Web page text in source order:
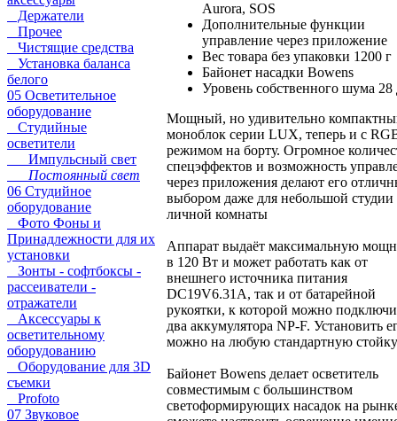
Держатели
Прочее
Чистящие средства
Установка баланса
белого
05 Осветительное
оборудование
Студийные
осветители
Импульсный свет
Постоянный свет
06 Студийное
оборудование
Фото Фоны и
Принадлежности для их
установки
Зонты - софтбоксы -
рассеиватели -
отражатели
Аксессуары к
осветительному
оборудованию
Оборудование для 3D
съемки
Profoto
07 Звуковое
Aurora, SOS
Дополнительные функции
управление через приложение
Вес товара без упаковки 1200 г
Байонет насадки Bowens
Уровень собственного шума 28
Мощный, но удивительно
моноблок серии LUX, теперь и с
режимом на борту. Огромное
спецэффектов и возможность
через приложения делают его
выбором даже для небольшой
личной комнаты
Аппарат выдаёт максимальную
в 120 Вт и может работать как от
внешнего источника питания
DC19V6.31A, так и от батарейной
рукоятки, к которой можно
два аккумулятора NP-F. Установить
можно на любую стандартную стойку
Байонет Bowens делает осветитель
совместимым с большинством
светоформирующих насадок на